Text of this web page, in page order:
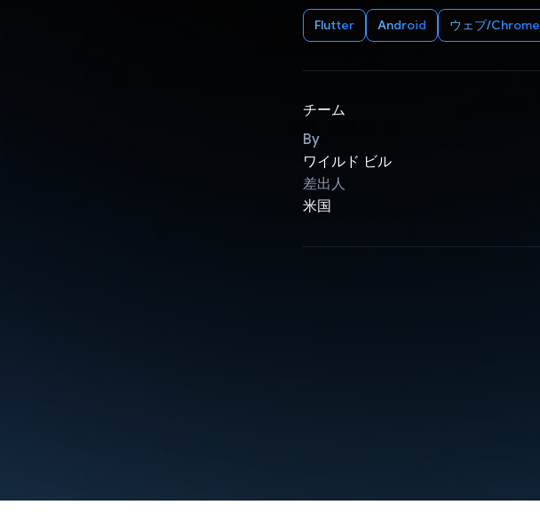
Flutter Android ウェブ/Chrome
チーム
By
ワイルド ビル
差出人
米国